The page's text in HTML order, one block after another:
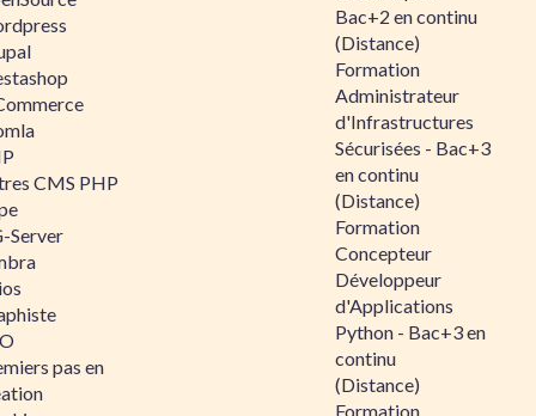
CMS PHP
Server
pas en
Bac+2 en continu
(Distance)
Formation
Administrateur
d'Infrastructures
Sécurisées - Bac+3
en continu
(Distance)
Formation
Concepteur
Développeur
d'Applications
Python - Bac+3 en
continu
(Distance)
Formation